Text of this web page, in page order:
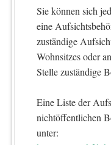
Sie können sich
eine
zuständige
Wohnsitzes oder
Stelle zuständige
Eine Liste der
nichtöffentlichen
unter: